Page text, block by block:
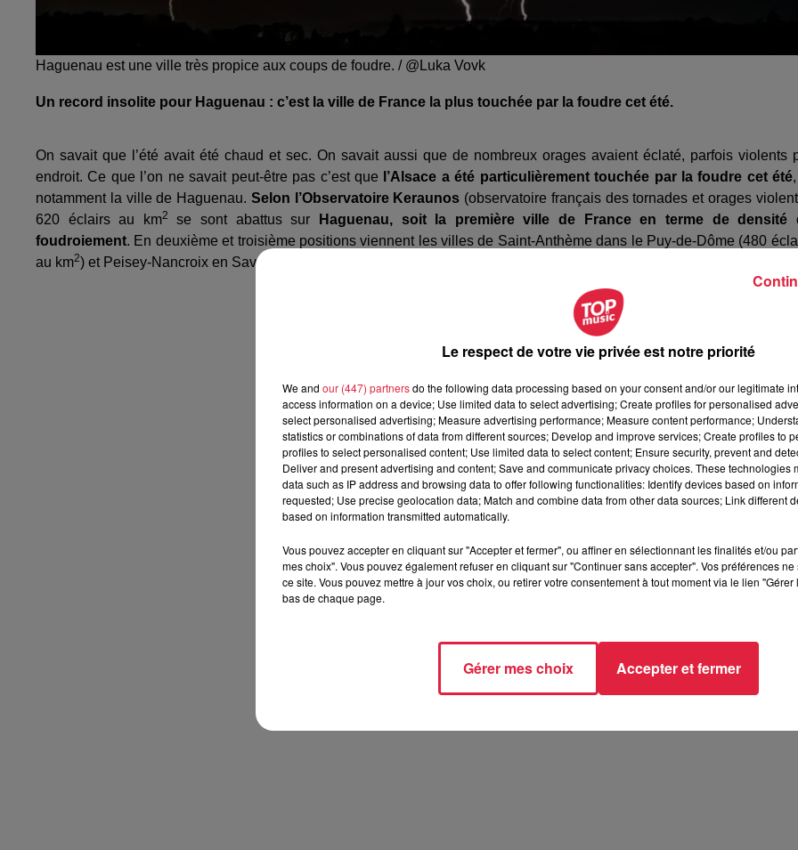
Haguenau est une ville très propice aux coups de foudre. / @Luka Vovk
Un record insolite pour Haguenau : c’est la ville de France la plus touchée par la foudre cet été.
On savait que l’été avait été chaud et sec. On savait aussi que de nombreux orages avaient éclaté, parfois violents
endroit. Ce que l’on ne savait peut-être pas c’est que
l’Alsace a été particulièrement touchée par la foudre cet été
notamment la ville de Haguenau. Selon l’Observatoire Keraunos (observatoire français des tornades et orages
620 éclairs au km2 se sont abattus sur Haguenau, soit la première ville de France en terme de densité
foudroiement. En deuxième et troisième positions viennent les villes de Saint-Anthème dans le Puy-de-Dôme (480
au km2) et Peisey-Nancroix en Savoie (280 éclairs au km
Le respect de votre vie privée est notre priorité
We and our (447) partnersdo the following data processing based on your consent and/or our legitimate
access information on a device; Use limited data to select advertising; Create profiles for personalised
select personalised advertising; Measure advertising performance; Measure content performance;
statistics or combinations of data from different sources; Develop and improve services; Create profiles to
profiles to select personalised content; Use limited data to select content; Ensure security, prevent and
Deliver and present advertising and content; Save and communicate privacy choices. These technologies
data such as IP address and browsing data to offer following functionalities: Identify devices based on
requested; Use precise geolocation data; Match and combine data from other data sources; Link different
based on information transmitted automatically.
Vous pouvez accepter en cliquant sur "Accepter et fermer", ou affiner en sélectionnant les finalités et/ou
mes choix". Vous pouvez également refuser en cliquant sur "Continuer sans accepter". Vos préférences
ce site. Vous pouvez mettre à jour vos choix, ou retirer votre consentement à tout moment via le lien
bas de chaque page.
Gérer mes choix Accepter et fermer